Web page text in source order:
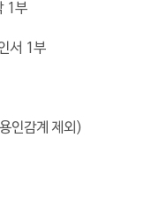
1 부
서 1 부
인감계 제외 )